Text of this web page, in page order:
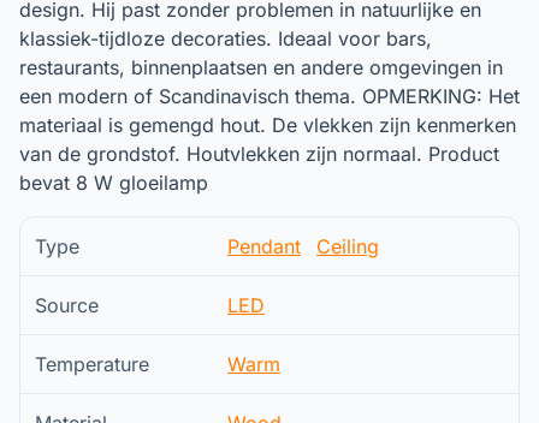
design. Hij past zonder problemen in natuurlijke en
klassiek-tijdloze decoraties. Ideaal voor bars,
restaurants, binnenplaatsen en andere omgevingen in
een modern of Scandinavisch thema. OPMERKING: Het
materiaal is gemengd hout. De vlekken zijn kenmerken
van de grondstof. Houtvlekken zijn normaal. Product
bevat 8 W gloeilamp
Type Pendant Ceiling
Source LED
Temperature Warm